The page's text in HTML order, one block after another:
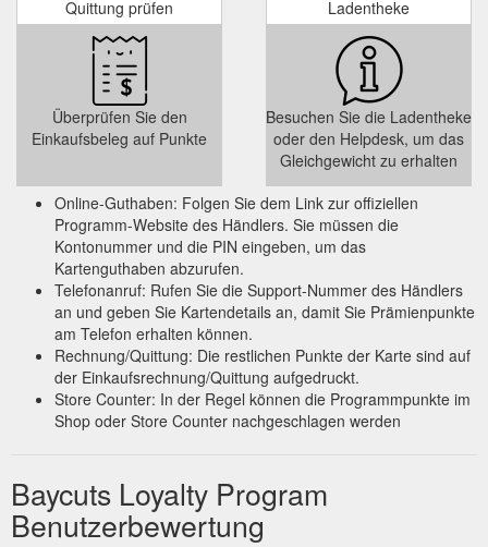
Quittung prüfen
Überprüfen Sie den
Einkaufsbeleg auf Punkte
Ladentheke
Besuchen Sie die Ladentheke
oder den Helpdesk, um das
Gleichgewicht zu erhalten
Online-Guthaben: Folgen Sie dem Link zur offiziellen
Programm-Website des Händlers. Sie müssen die
Kontonummer und die PIN eingeben, um das
Kartenguthaben abzurufen.
Telefonanruf: Rufen Sie die Support-Nummer des Händlers
an und geben Sie Kartendetails an, damit Sie Prämienpunkte
am Telefon erhalten können.
Rechnung/Quittung: Die restlichen Punkte der Karte sind auf
der Einkaufsrechnung/Quittung aufgedruckt.
Store Counter: In der Regel können die Programmpunkte im
Shop oder Store Counter nachgeschlagen werden
Baycuts Loyalty Program
Benutzerbewertung